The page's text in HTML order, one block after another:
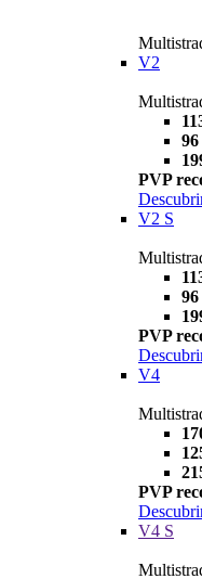
V2
PVP
V2 S
PVP
V4
PVP
V4 S